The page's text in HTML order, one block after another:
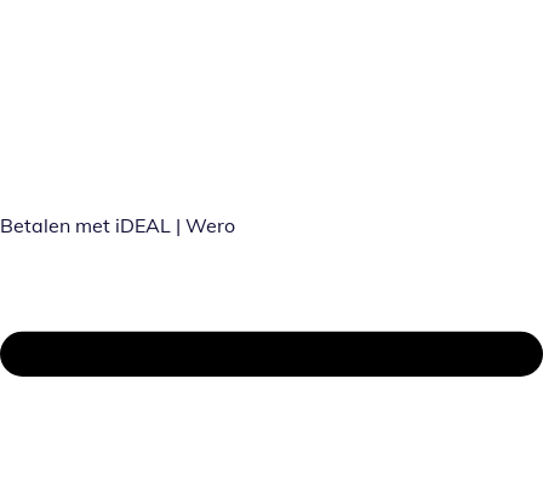
Betalen met iDEAL | Wero